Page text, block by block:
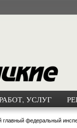
УСЛУГ
главный федеральный